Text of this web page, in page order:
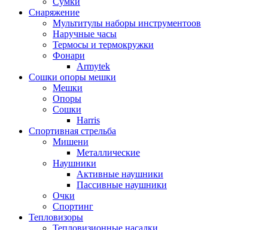
Снаряжение
Мультитулы наборы инструментоов
Наручные часы
Термосы и термокружки
Фонари
Armytek
Сошки опоры мешки
Мешки
Опоры
Сошки
Harris
Спортивная стрельба
Мишени
Металлические
Наушники
Активные наушники
Пассивные наушники
Очки
Спортинг
Тепловизоры
Тепловизионные насадки